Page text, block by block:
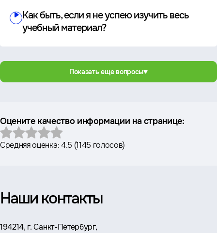
Как быть, если я не успею изучить весь
учебный материал?
Показать еще вопросы
Оцените качество информации на странице:
Средняя оценка:4.5 (1145 голосов)
Наши контакты
Адрес:
194214, г. Санкт-Петербург,